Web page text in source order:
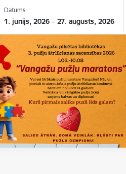
Datums
1. jūnijs, 2026 – 27. augusts, 2026